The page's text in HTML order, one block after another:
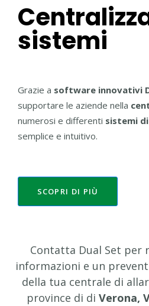
sistemi
Grazie a software innovativi
supportare le aziende nella
numerosi e differenti sistemi
semplice e intuitivo.
SCOPRI DI PIÙ
Contatta Dual Set per
informazioni e un
della tua centrale di
province di di Verona,